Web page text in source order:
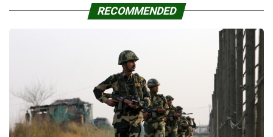
RECOMMENDED